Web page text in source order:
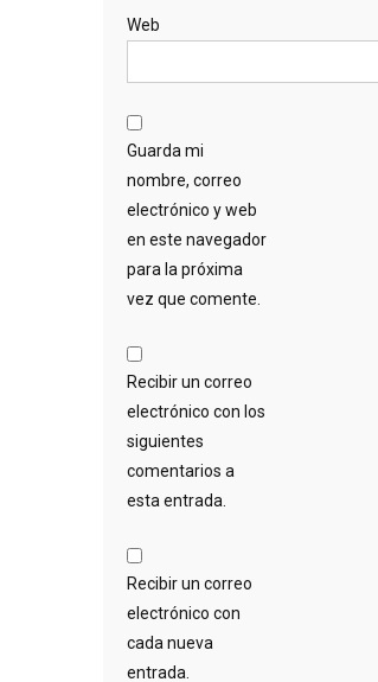
Web
Guarda mi
nombre, correo
electrónico y web
en este navegador
para la próxima
vez que comente.
Recibir un correo
electrónico con los
siguientes
comentarios a
esta entrada.
Recibir un correo
electrónico con
cada nueva
entrada.